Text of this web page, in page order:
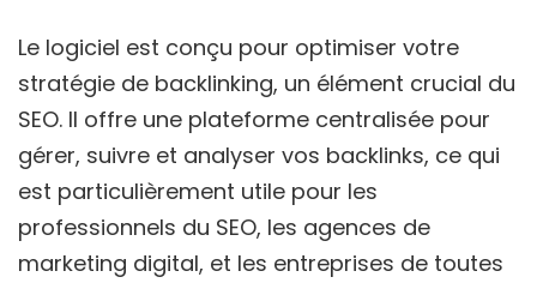
Le logiciel est conçu pour optimiser votre
stratégie de backlinking, un élément crucial du
SEO. Il offre une plateforme centralisée pour
gérer, suivre et analyser vos backlinks, ce qui
est particulièrement utile pour les
professionnels du SEO, les agences de
marketing digital, et les entreprises de toutes